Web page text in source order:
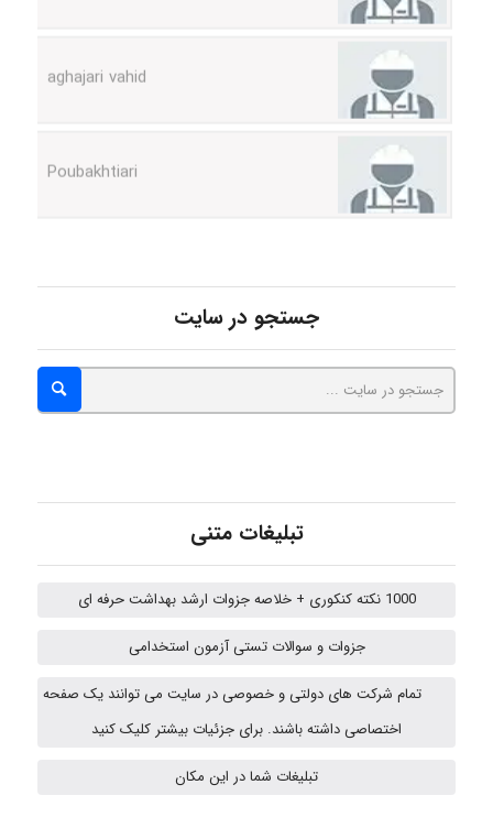
Poubakhtiari
Alirez0990
Kati
fatima
جستجو در سایت
تبلیغات متنی
1000 نکته کنکوری + خلاصه جزوات ارشد بهداشت حرفه ای
جزوات و سوالات تستی آزمون استخدامی
تمام شرکت های دولتی و خصوصی در سایت می توانند یک صفحه
اختصاصی داشته باشند. برای جزئیات بیشتر کلیک کنید
تبلیغات شما در این مکان